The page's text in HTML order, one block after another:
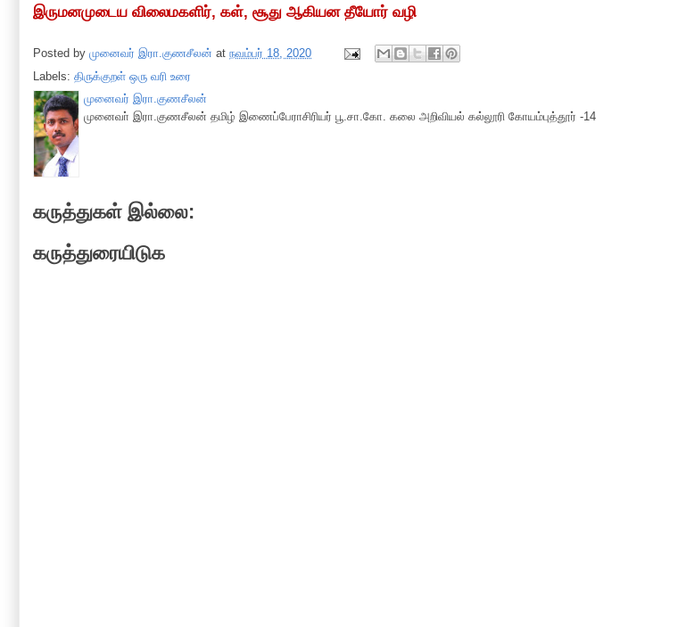
இருமனமுடைய விலைமகளிர், கள், சூது ஆகியன தீயோர் வழி
Posted by முனைவர் இரா.குணசீலன் at நவம்பர் 18, 2020
Labels: திருக்குறள் ஒரு வரி உரை
முனைவர் இரா.குணசீலன்
முனைவா் இரா.குணசீலன் தமிழ் இணைப்பேராசிரியர் பூ.சா.கோ. கலை அறிவியல் கல்லூரி கோயம்புத்தூர் -14
கருத்துகள் இல்லை:
கருத்துரையிடுக